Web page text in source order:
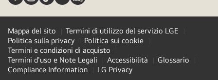
Mappa del sito
Termini di utilizzo del servizio LGE
Politica sulla privacy
Politica sui cookie
Termini e condizioni di acquisto
Termini d'uso e Note Legali
Accessibilità
Glossario
Compliance Information
LG Privacy